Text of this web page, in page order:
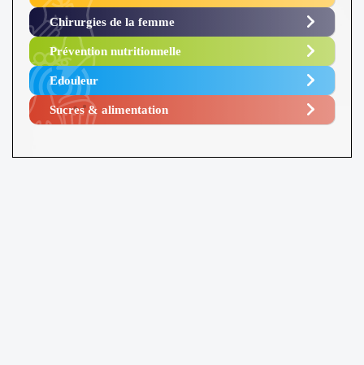
Chirurgies de la femme
Prévention nutritionnelle
Edouleur​
Sucres & alimentation​